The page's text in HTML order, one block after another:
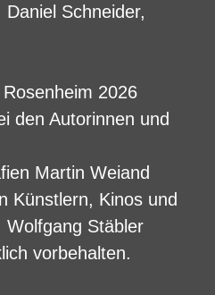
Schneider,
2026
den Autorinnen und
Martin Weiand
Künstlern, Kinos und
Wolfgang Stäbler
vorbehalten.